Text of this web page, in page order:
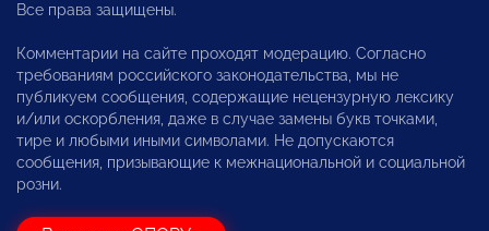
Все права защищены.
Комментарии на сайте проходят модерацию. Согласно
требованиям российского законодательства, мы не
публикуем сообщения, содержащие нецензурную лексику
и/или оскорбления, даже в случае замены букв точками,
тире и любыми иными символами. Не допускаются
сообщения, призывающие к межнациональной и социальной
розни.